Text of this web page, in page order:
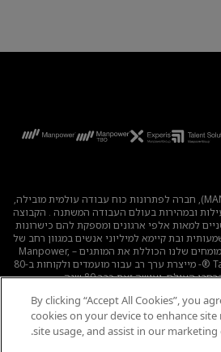
ManpowerGroup® (סימול: MAN), חברה לפתרונות כוח עבודה עולמית מובילה,
ובמהירות בעולם העבודה המשתנה . הקבוצה
למאות אלפי ארגונים ומספקת להם כישרונות
ובת קיימא למיליוני אנשים במגוון רחב של
תעשיות ומיומנויות. משפחת המומחים שלנו הכוללת את המותגים – Manpower,
®Experis®, ו-Talent Solutions ®- מייצרת ערך רב עבור מועמדים ולקוחות ב-80
העולם, ועושה זאת כבר 80 שנה.
הפרטיות | תנאי השימוש | נגישות
|
By clicking “Accept All Cookies”, you
cookies on your device to enhance
site usage, and assist in our marketing